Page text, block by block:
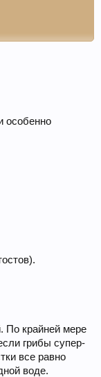
особенно
По крайней мере
грибы супер-
все равно
воде.